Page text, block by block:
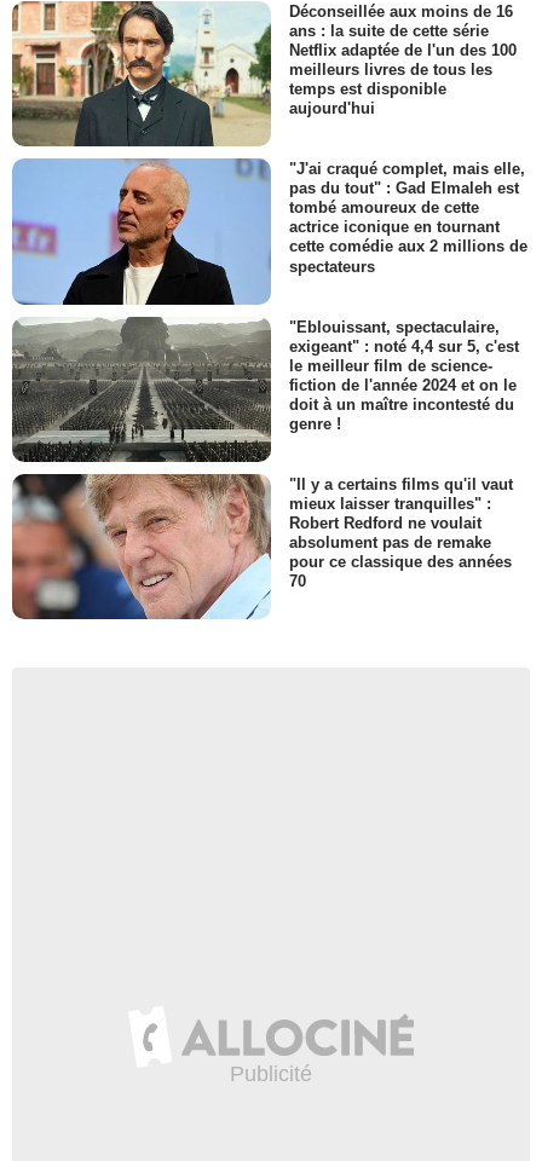
Déconseillée aux moins de 16
ans : la suite de cette série
Netflix adaptée de l'un des 100
meilleurs livres de tous les
temps est disponible
aujourd'hui
"J'ai craqué complet, mais elle,
pas du tout" : Gad Elmaleh est
tombé amoureux de cette
actrice iconique en tournant
cette comédie aux 2 millions de
spectateurs
"Eblouissant, spectaculaire,
exigeant" : noté 4,4 sur 5, c'est
le meilleur film de science-
fiction de l'année 2024 et on le
doit à un maître incontesté du
genre !
"Il y a certains films qu'il vaut
mieux laisser tranquilles" :
Robert Redford ne voulait
absolument pas de remake
pour ce classique des années
70